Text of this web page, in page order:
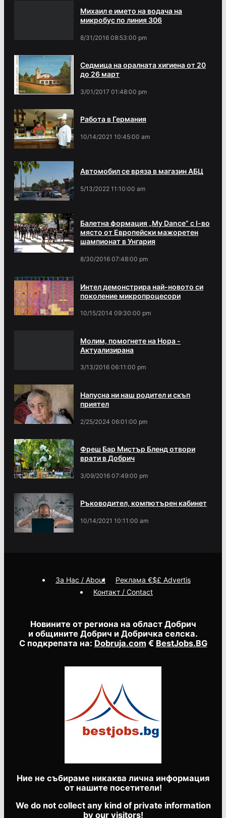
Михаил е името на водача на
микробус по линия 306
8/31/2016 08:53:00 pm
Седмица на оралната хигиена от 20
до 26 март
3/01/2017 01:48:00 pm
Работа в Германия
10/14/2021 10:45:00 am
Автомобил се вряза в магазин АБЦ
5/13/2022 11:10:00 am
Балетна формация „My Dance” с І-во
място от Европейски мажоретен
шампионат в Унгария
8/30/2016 07:48:00 pm
Интел демонстрира най-новото си
поколение микропроцесори
10/15/2014 09:30:00 pm
Молим, помогнете на Нора -
Актуализирана
3/13/2016 06:11:00 pm
Напусна ни наш родител и скъп
приятел
2/25/2024 06:01:00 pm
Фреш Бар Мистър Бленд отвори
врати в Добрич
3/09/2016 07:49:00 pm
Ръководител, компютърен кабинет
10/14/2021 10:11:00 am
Новините от региона на област Добрич
и общините Добрич и Добричка селска.
С подкрепата на: Dobruja.com € BestJobs.BG
Ние не събираме никаква лична информация
от нашите посетители!
We do not collect any kind of private information
by our visitors!
За Нас / About
Реклама €$£ Advertis
Контакт / Contact